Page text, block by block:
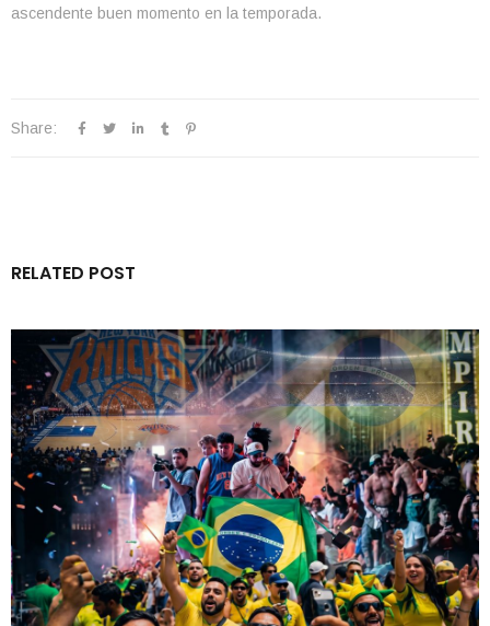
ascendente buen momento en la temporada.
Share:
RELATED POST